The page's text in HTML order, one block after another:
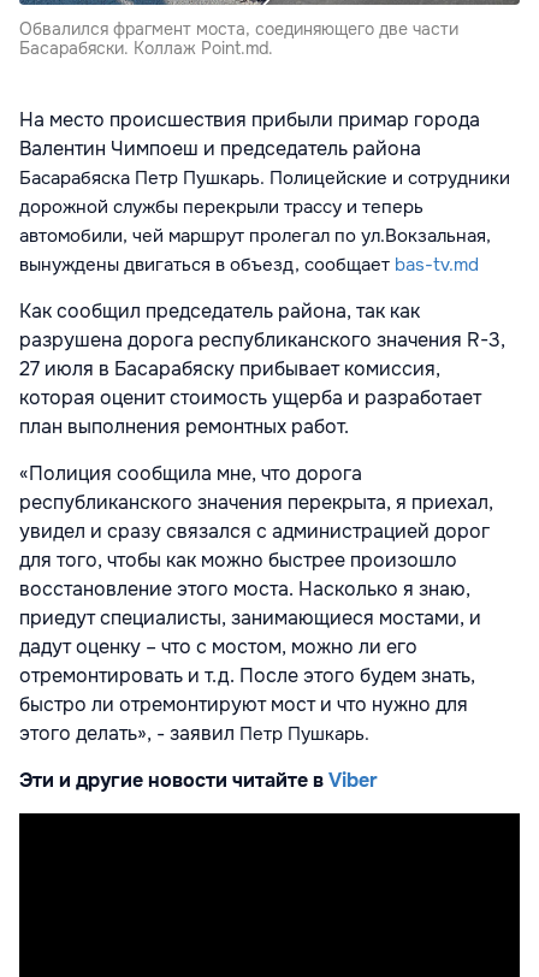
Обвалился фрагмент моста, соединяющего две части
Басарабяски. Коллаж Point.md.
На место происшествия прибыли примар города
Валентин Чимпоеш и председатель района
Басарабяска Петр Пушкарь. Полицейские и сотрудники
дорожной службы перекрыли трассу и теперь
автомобили, чей маршрут пролегал по ул.Вокзальная,
вынуждены двигаться в объезд, сообщает bas-tv.md
Как сообщил председатель района, так как
разрушена дорога республиканского значения R-3,
27 июля в Басарабяску прибывает комиссия,
которая оценит стоимость ущерба и разработает
план выполнения ремонтных работ.
«Полиция сообщила мне, что дорога
республиканского значения перекрыта, я приехал,
увидел и сразу связался с администрацией дорог
для того, чтобы как можно быстрее произошло
восстановление этого моста. Насколько я знаю,
приедут специалисты, занимающиеся мостами, и
дадут оценку – что с мостом, можно ли его
отремонтировать и т.д. После этого будем знать,
быстро ли отремонтируют мост и что нужно для
этого делать», - заявил Петр Пушкарь.
Эти и другие новости читайте вViber